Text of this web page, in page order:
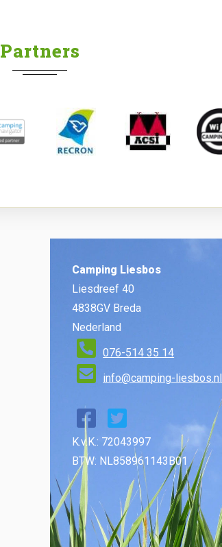
Partners
Camping Liesbos
Liesdreef 40
4838GV Breda
Nederland
076-514 35 14
info@camping-liesbos.nl
K.v.K.: 72043997
BTW: NL858961143B01